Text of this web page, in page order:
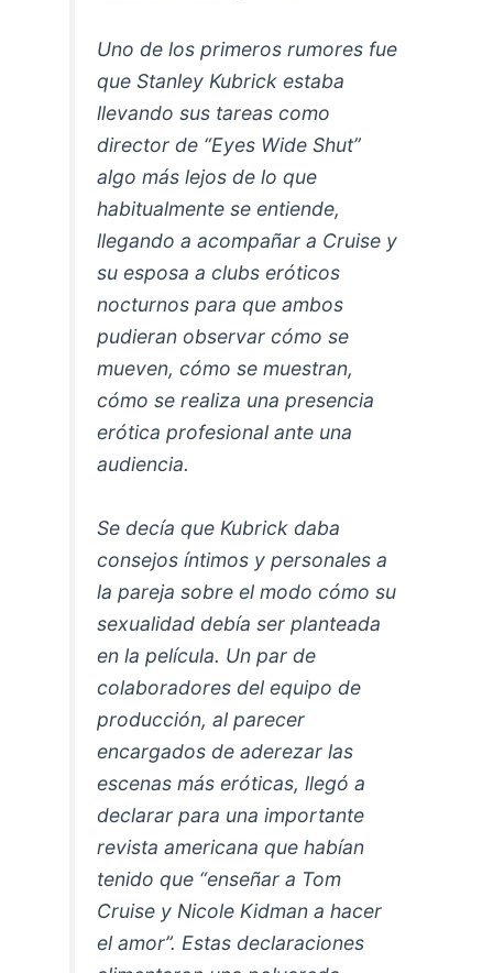
Uno de los primeros rumores fue
que Stanley Kubrick estaba
llevando sus tareas como
director de “Eyes Wide Shut”
algo más lejos de lo que
habitualmente se entiende,
llegando a acompañar a Cruise y
su esposa a clubs eróticos
nocturnos para que ambos
pudieran observar cómo se
mueven, cómo se muestran,
cómo se realiza una presencia
erótica profesional ante una
audiencia.
Se decía que Kubrick daba
consejos íntimos y personales a
la pareja sobre el modo cómo su
sexualidad debía ser planteada
en la película. Un par de
colaboradores del equipo de
producción, al parecer
encargados de aderezar las
escenas más eróticas, llegó a
declarar para una importante
revista americana que habían
tenido que “enseñar a Tom
Cruise y Nicole Kidman a hacer
el amor”. Estas declaraciones